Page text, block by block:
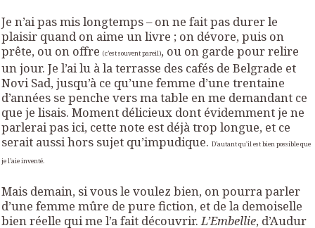
Je n’ai pas mis longtemps – on ne fait pas durer le
plaisir quand on aime un livre ; on dévore, puis on
prête, ou on offre (c’est souvent pareil), ou on garde pour relire
un jour. Je l’ai lu à la terrasse des cafés de Belgrade et
Novi Sad, jusqu’à ce qu’une femme d’une trentaine
d’années se penche vers ma table en me demandant ce
que je lisais. Moment délicieux dont évidemment je ne
parlerai pas ici, cette note est déjà trop longue, et ce
serait aussi hors sujet qu’impudique. D’autant qu'il est bien possible que
je l’aie inventé.
Mais demain, si vous le voulez bien, on pourra parler
d’une femme mûre de pure fiction, et de la demoiselle
bien réelle qui me l’a fait découvrir.L’Embellie, d’Audur